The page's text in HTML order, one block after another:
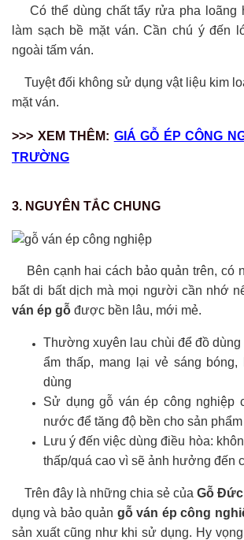
Có thể dùng chất tẩy rửa pha loãng
làm sạch bề mặt ván. Cần chú ý đến
ngoài tấm ván.
Tuyệt đối không sử dụng vật liệu kim
mặt ván.
>>> XEM THÊM: GIÁ GỖ ÉP CÔNG
TRƯỜNG
3. NGUYÊN TẮC CHUNG
Bên cạnh hai cách bảo quản trên, có
bất di bất dịch mà mọi người cần nhớ
ván ép gỗ được bền lâu, mới mẻ.
Thường xuyên lau chùi để đồ dùng
ẩm thấp, mang lại vẻ sáng
dùng
Sử dụng gỗ ván ép công nghiệp
nước để tăng độ bền cho sản phẩm
Lưu ý đến việc dùng điều hòa:
thấp/quá cao vì sẽ ảnh hưởng đến
Trên đây là những chia sẻ của Gỗ Đức
dụng và bảo quản gỗ ván ép công
sản xuất cũng như khi sử dụng. Hy